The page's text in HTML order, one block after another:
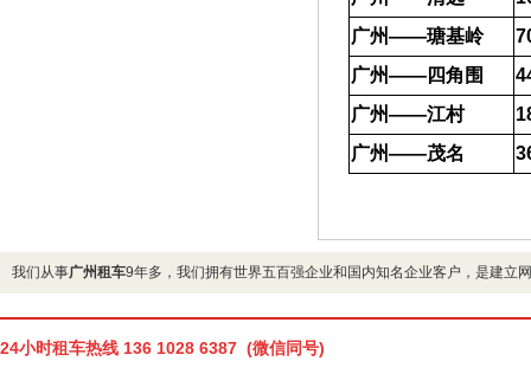
广州——瑭基岭
广州——四角围
广州——江村
广州——茂名
我们从事广州租车9年多，我们拥有世界五百强企业和国内知名企业客户，是建立
24小时租车热线 136 1028 6387 (微信同号)